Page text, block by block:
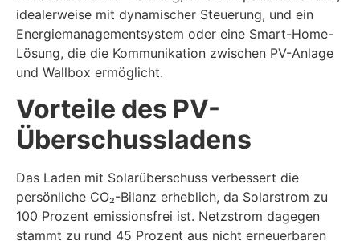
idealerweise mit dynamischer Steuerung, und ein
Energiemanagementsystem oder eine Smart-Home-
Lösung, die die Kommunikation zwischen PV-Anlage
und Wallbox ermöglicht.
Vorteile des PV-
Überschussladens
Das Laden mit Solarüberschuss verbessert die
persönliche CO₂-Bilanz erheblich, da Solarstrom zu
100 Prozent emissionsfrei ist. Netzstrom dagegen
stammt zu rund 45 Prozent aus nicht erneuerbaren